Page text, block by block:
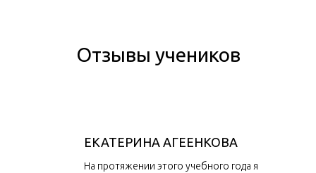
Отзывы учеников
ЕКАТЕРИНА АГЕЕНКОВА
На протяжении этого учебного года я